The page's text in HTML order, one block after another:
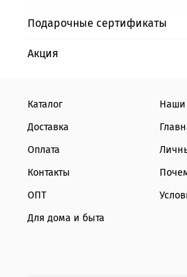
Подарочные сертификаты
Акция
Каталог
Доставка
Оплата
Контакты
ОПТ
Для дома и быта
Наши